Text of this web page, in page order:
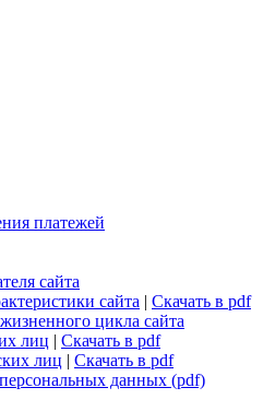
платежей
сайта
сайта | Скачать в pdf
цикла сайта
лиц | Скачать в pdf
лиц | Скачать в pdf
данных (pdf)